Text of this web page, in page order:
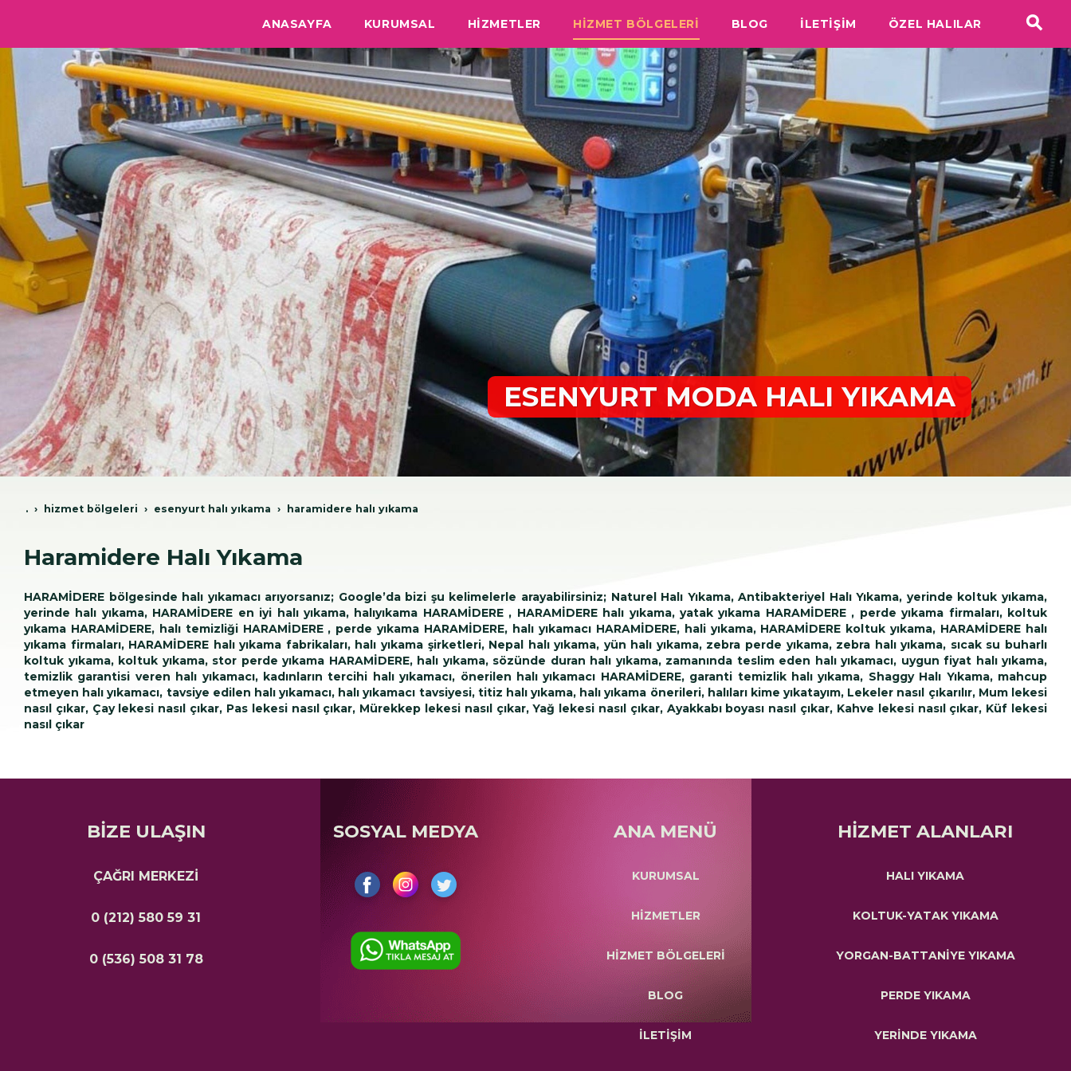
ANASAYFA KURUMSAL HİZMETLER HİZMET BÖLGELERİ BLOG İLETİŞİM ÖZEL HALILAR
ESENYURT MODA HALI YIKAMA
. hi̇zmet bölgeleri̇ esenyurt hali yikama haramidere halı yıkama
Haramidere Halı Yıkama
HARAMİDERE bölgesinde halı yıkamacı arıyorsanız; Google’da bizi şu kelimelerle arayabilirsiniz; Naturel Halı Yıkama, Antibakteriyel Halı Yıkama, yerinde koltuk yıkama,
yerinde halı yıkama, HARAMİDERE en iyi halı yıkama, halıyıkama HARAMİDERE , HARAMİDERE halı yıkama, yatak yıkama HARAMİDERE , perde yıkama firmaları, koltuk
yıkama HARAMİDERE, halı temizliği HARAMİDERE , perde yıkama HARAMİDERE, halı yıkamacı HARAMİDERE, hali yıkama, HARAMİDERE koltuk yıkama, HARAMİDERE halı
yıkama firmaları, HARAMİDERE halı yıkama fabrikaları, halı yıkama şirketleri, Nepal halı yıkama, yün halı yıkama, zebra perde yıkama, zebra halı yıkama, sıcak su buharlı
koltuk yıkama, koltuk yıkama, stor perde yıkama HARAMİDERE, halı yıkama, sözünde duran halı yıkama, zamanında teslim eden halı yıkamacı, uygun fiyat halı yıkama,
temizlik garantisi veren halı yıkamacı, kadınların tercihi halı yıkamacı, önerilen halı yıkamacı HARAMİDERE, garanti temizlik halı yıkama, Shaggy Halı Yıkama, mahcup
etmeyen halı yıkamacı, tavsiye edilen halı yıkamacı, halı yıkamacı tavsiyesi, titiz halı yıkama, halı yıkama önerileri, halıları kime yıkatayım, Lekeler nasıl çıkarılır, Mum lekesi
nasıl çıkar, Çay lekesi nasıl çıkar, Pas lekesi nasıl çıkar, Mürekkep lekesi nasıl çıkar, Yağ lekesi nasıl çıkar, Ayakkabı boyası nasıl çıkar, Kahve lekesi nasıl çıkar, Küf lekesi
nasıl çıkar
BİZE ULAŞIN
ÇAĞRI MERKEZİ
0 (212) 580 59 31
0 (536) 508 31 78
SOSYAL MEDYA ANA MENÜ
KURUMSAL
HİZMETLER
HİZMET BÖLGELERİ
BLOG
İLETİŞİM
HİZMET ALANLARI
HALI YIKAMA
KOLTUK-YATAK YIKAMA
YORGAN-BATTANİYE YIKAMA
PERDE YIKAMA
YERİNDE YIKAMA